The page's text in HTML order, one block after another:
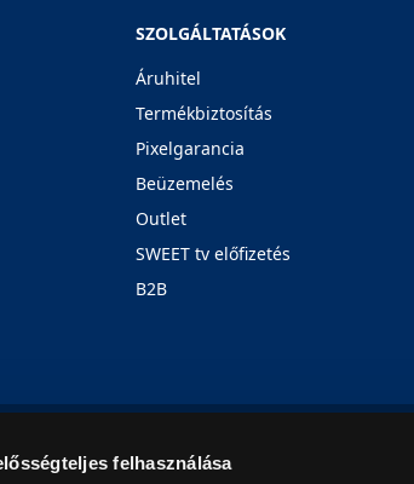
felhasználása
SZOLGÁLTATÁSOK
Áruhitel
Termékbiztosítás
Pixelgarancia
Beüzemelés
Outlet
SWEET tv előfizetés
B2B